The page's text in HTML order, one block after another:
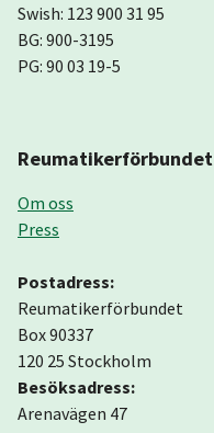
Swish: 123 900 31 95
BG: 900-3195
PG: 90 03 19-5
Reumatikerförbundet
Om oss
Press
Postadress:
Reumatikerförbundet
Box 90337
120 25 Stockholm
Besöksadress:
Arenavägen 47